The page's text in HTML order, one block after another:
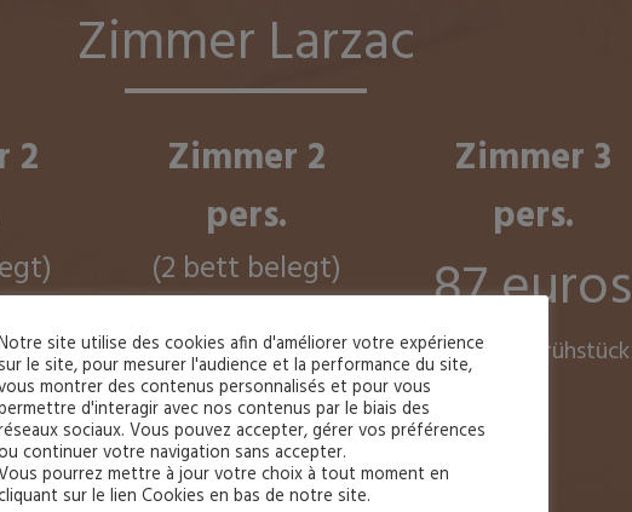
Zimmer Larzac
2
Zimmer 2
pers.
(2 bett belegt)
73 euros
inklusive Frühstück
Zimmer 3
pers.
87 euros
inklusive Frühstück
site utilise des cookies afin d'améliorer votre expérience
sur le site, pour mesurer l'audience et la performance du site,
montrer des contenus personnalisés et pour vous
d'interagir avec nos contenus par le biais des
sociaux. Vous pouvez accepter, gérer vos préférences
continuer votre navigation sans accepter.
pourrez mettre à jour votre choix à tout moment en
sur le lien Cookies en bas de notre site.